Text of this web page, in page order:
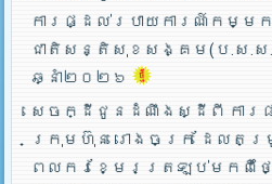
ការផ្ដល់របាយការណ៍កម្មក
ជាតិសន្តិសុខសង្គម(ប.ស.ស.)
ឆ្នាំ២០២៦
សេចក្ដីជូនដំណឹងស្ដីពី ការផ
ក្រុមហ៊ុន រោងចក្រ ដែល
ពលករខ្មែរត្រឡប់មកពីថ